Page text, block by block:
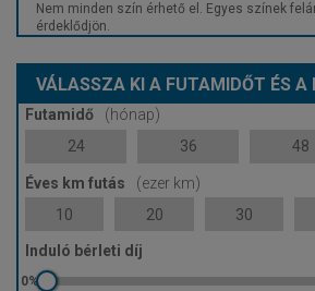
Nem minden szín érhető el. Egyes színek
érdeklődjön.
VÁLASSZA KI A FUTAMIDŐT ÉS A
Futamidő
(hónap)
24
36 48
Éves km futás
(ezer km)
10
20 30
Induló bérleti díj